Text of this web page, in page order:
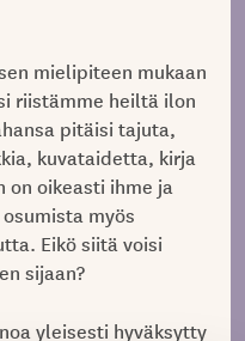
mielipiteen mukaan
riistämme heiltä ilon
pitäisi tajuta,
kuvataidetta, kirja
on oikeasti ihme ja
myös
Eikö siitä voisi
sijaan?
yleisesti hyväksytty